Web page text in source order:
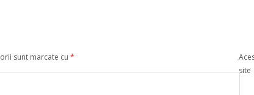
sunt marcate cu*
site